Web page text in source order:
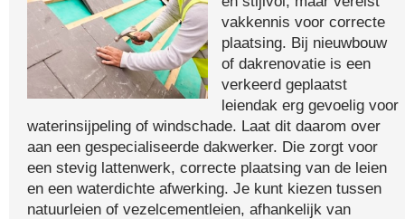
vakkennis voor correcte
plaatsing. Bij nieuwbouw
of dakrenovatie is een
verkeerd geplaatst
leiendak erg gevoelig voor
waterinsijpeling of windschade. Laat dit daarom over
aan een gespecialiseerde dakwerker. Die zorgt voor
een stevig lattenwerk, correcte plaatsing van de leien
en een waterdichte afwerking. Je kunt kiezen tussen
natuurleien of vezelcementleien, afhankelijk van